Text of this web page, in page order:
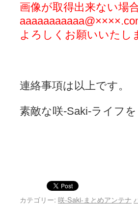
画像が取得出来ない場
よろしくお願いいたし
連絡事項は以上です。
素敵な咲-Saki-ライフを
カテゴリー: 咲-Saki-まとめアンテナ